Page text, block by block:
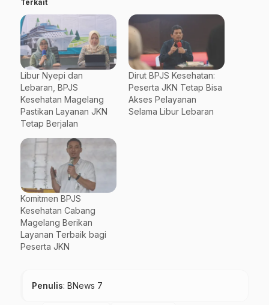
Terkait
Libur Nyepi dan
Lebaran, BPJS
Kesehatan Magelang
Pastikan Layanan JKN
Tetap Berjalan
Dirut BPJS Kesehatan:
Peserta JKN Tetap Bisa
Akses Pelayanan
Selama Libur Lebaran
Komitmen BPJS
Kesehatan Cabang
Magelang Berikan
Layanan Terbaik bagi
Peserta JKN
Penulis: BNews 7